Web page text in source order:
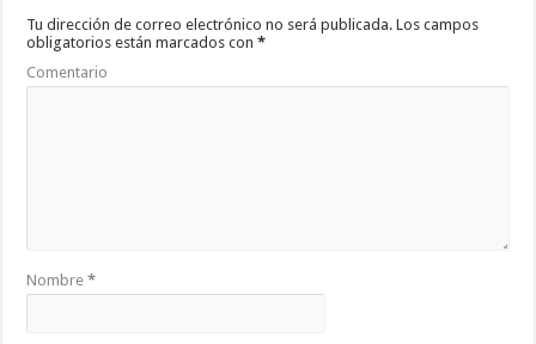
Tu dirección de correo electrónico no será publicada. Los campos
obligatorios están marcados con*
Comentario
Nombre*